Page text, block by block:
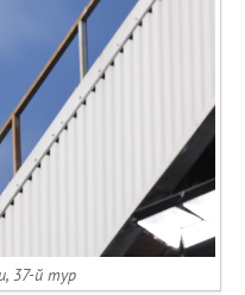
37-й тур